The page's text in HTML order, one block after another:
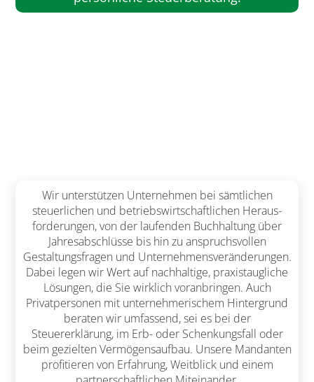
Wir unterstützen Unternehmen bei sämtlichen
steuerlichen und betriebswirtschaftlichen Her­aus­
forderungen, von der laufenden Buchhaltung über
Jahresabschlüsse bis hin zu anspruchsvollen
Gestaltungsfragen und Unternehmens­ver­änderungen.
Dabei legen wir Wert auf nach­hal­tige, praxistaugliche
Lösungen, die Sie wirklich voranbringen. Auch
Privatpersonen mit unter­neh­merischem Hintergrund
beraten wir um­fassend, sei es bei der
Steuererklärung, im Erb- oder Schenkungsfall oder
beim gezielten Ver­mögens­aufbau. Unsere Mandanten
profitieren von Erfahrung, Weitblick und einem